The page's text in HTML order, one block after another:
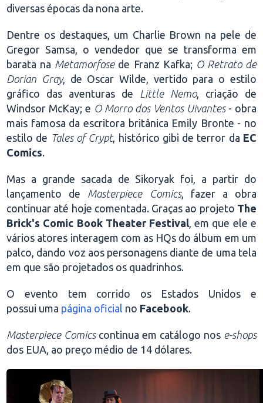
diversas épocas da nona arte.
Dentre os destaques, um Charlie Brown na pele de
Gregor Samsa, o vendedor que se transforma em
barata na Metamorfosede Franz Kafka; O Retrato de
Dorian Gray, de Oscar Wilde, vertido para o estilo
gráfico das aventuras de Little Nemo, criação de
Windsor McKay; e O Morro dos Ventos Uivantes- obra
mais famosa da escritora britânica Emily Bronte - no
estilo de Tales of Crypt, histórico gibi de terror da EC
Comics.
Mas a grande sacada de Sikoryak foi, a partir do
lançamento de Masterpiece Comics, fazer a obra
continuar até hoje comentada. Graças ao projeto The
Brick's Comic Book Theater Festival, em que ele e
vários atores interagem com as HQs do álbum em um
palco, dando voz aos personagens diante de uma tela
em que são projetados os quadrinhos.
O evento tem corrido os Estados Unidos e
possui uma página oficial no Facebook.
Masterpiece Comics continua em catálogo nos e-shops
dos EUA, ao preço médio de 14 dólares.